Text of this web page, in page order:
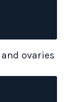
ovaries